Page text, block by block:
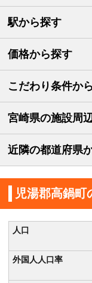
駅から探す
価格から探す
こだわり条件か
宮崎県の施設周
近隣の都道府県
児湯郡高鍋町
人口
外国人人口率